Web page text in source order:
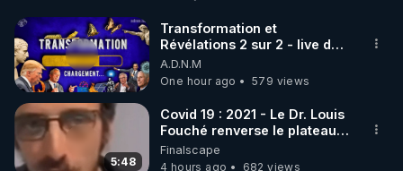
Code réduction de 10 % sur toute la boutique
Warmcook
▶ Code REGENERE10 // Rendez vous sur
https://www.warmcook.com/14-kuvings
________________
▶ Telegram : https://t.me/rgnr_fr
Transformation et
Révélations 2 sur 2 - live du
07/08/26
A.D.N.M
One hour ago
579 views
5:48
Covid 19 : 2021 - Le Dr. Louis
Fouché renverse le plateau
de CNews !
Finalscape
4 hours ago
682 views